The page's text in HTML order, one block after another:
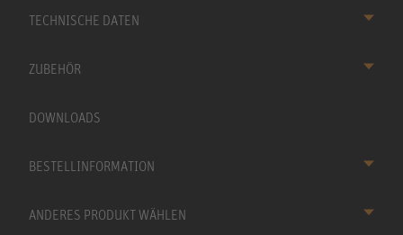
TECHNISCHE DATEN
ZUBEHÖR
DOWNLOADS
BESTELLINFORMATION
ANDERES PRODUKT WÄHLEN